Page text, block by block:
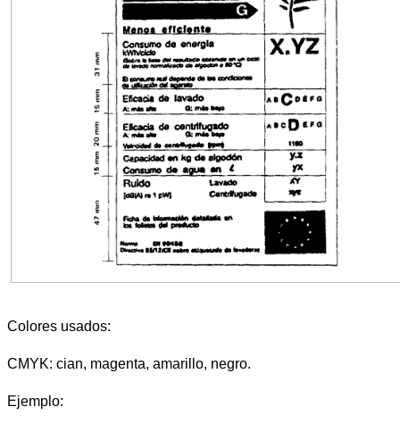
Colores usados:
CMYK: cian, magenta, amarillo, negro.
Ejemplo: